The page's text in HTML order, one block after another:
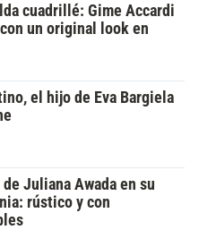
cuadrillé: Gime Accardi
un original look en
el hijo de Eva Bargiela
Juliana Awada en su
rústico y con